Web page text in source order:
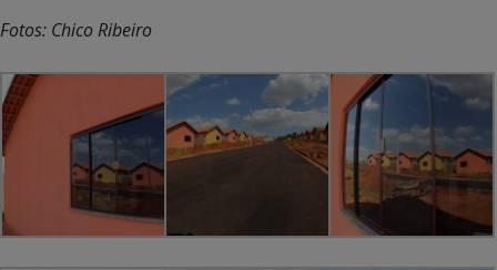
Fotos: Chico Ribeiro